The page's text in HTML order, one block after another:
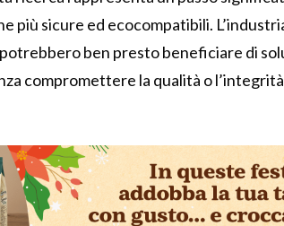
più sicure ed ecocompatibili.
ben presto beneficiare di
compromettere la qualità o